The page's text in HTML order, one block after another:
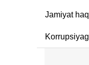
Jamiyat